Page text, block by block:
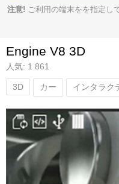
注意! ご利用の端末をを指定し
Engine V8 3D
人気: 1 861
3D カー インタラク